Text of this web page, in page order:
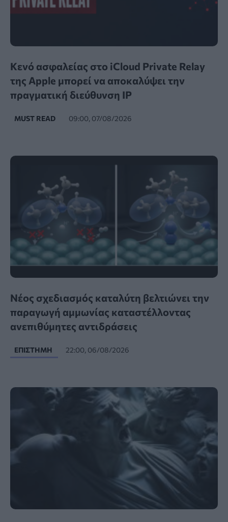
Κενό ασφαλείας στο iCloud Private Relay
της Apple μπορεί να αποκαλύψει την
πραγματική διεύθυνση IP
MUST READ 09:00, 07/08/2026
Νέος σχεδιασμός καταλύτη βελτιώνει την
παραγωγή αμμωνίας καταστέλλοντας
ανεπιθύμητες αντιδράσεις
ΕΠΙΣΤΉΜΗ 22:00, 06/08/2026